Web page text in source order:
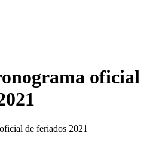
oficial